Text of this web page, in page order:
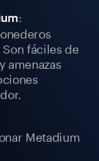
:
fáciles de
amenazas
Metadium